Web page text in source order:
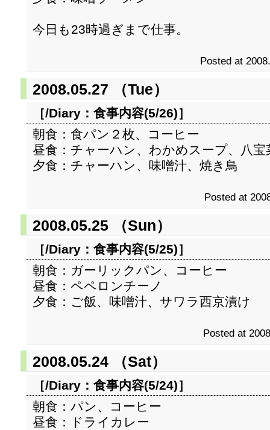
今日も23時過ぎまで仕事。
Posted at
2008.05.27 （Tue）
［/Diary： 食事内容(5/26)］
朝食：食パン２枚、コーヒー
昼食：チャーハン、わかめスープ、八宝
夕食：チャーハン、味噌汁、焼き鳥
Posted at
2008.05.25 （Sun）
［/Diary： 食事内容(5/25)］
朝食：ガーリックパン、コーヒー
昼食：ペペロンチーノ
夕食：ご飯、味噌汁、サワラ西京漬け
Posted at
2008.05.24 （Sat）
［/Diary： 食事内容(5/24)］
朝食：パン、コーヒー
昼食：ドライカレー